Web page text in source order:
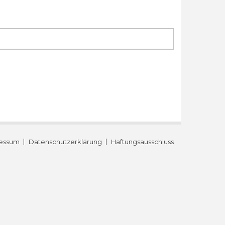
Datenschutzerklärung Haftungsausschluss